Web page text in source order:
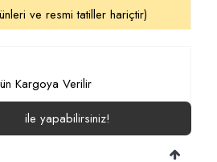
ve resmi tatiller hariçtir)
Kargoya Verilir
ile yapabilirsiniz!